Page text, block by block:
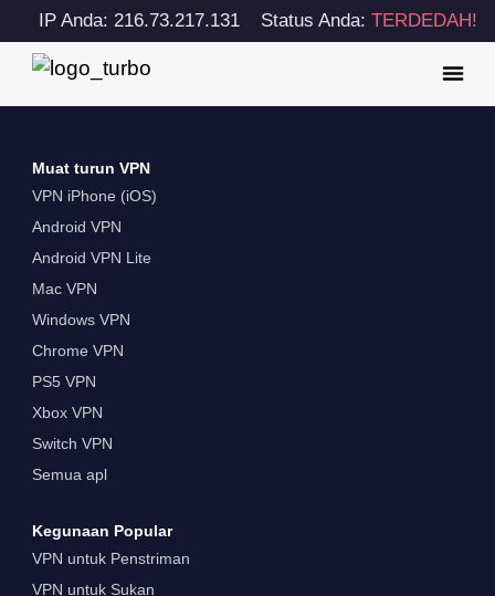
IP Anda: 216.73.217.131 Status Anda:TERDEDAH!
Muat turun VPN
VPN iPhone (iOS)
Android VPN
Android VPN Lite
Mac VPN
Windows VPN
Chrome VPN
PS5 VPN
Xbox VPN
Switch VPN
Semua apl
Kegunaan Popular
VPN untuk Penstriman
VPN untuk Sukan